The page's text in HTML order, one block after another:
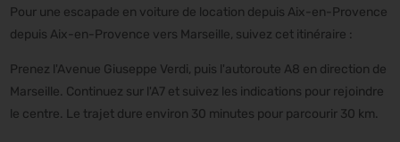
Pour une escapade en voiture de location depuis Aix-en-Provence
depuis Aix-en-Provence vers Marseille, suivez cet itinéraire :
Prenez l'Avenue Giuseppe Verdi, puis l'autoroute A8 en direction de
Marseille. Continuez sur l'A7 et suivez les indications pour rejoindre
le centre. Le trajet dure environ 30 minutes pour parcourir 30 km.